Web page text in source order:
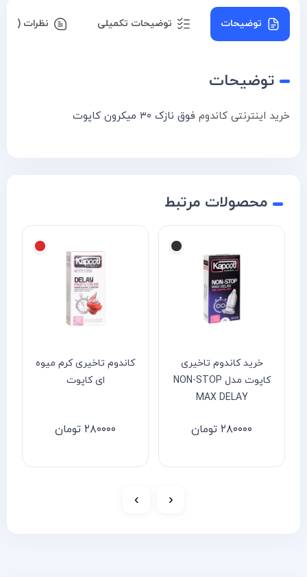
توضیحات توضیحات تکمیلی نظرات (۰)
توضیحات
خرید اینترنتی کاندوم فوق نازک ۳۰ میکرون کاپوت
محصولات مرتبط
خرید کاندوم تاخیری
کاپوت مدل NON-STOP
MAX DELAY
۲۸۰۰۰۰ تومان
کاندوم تاخیری کرم میوه
ای کاپوت
۲۸۰۰۰۰ تومان
‹
›